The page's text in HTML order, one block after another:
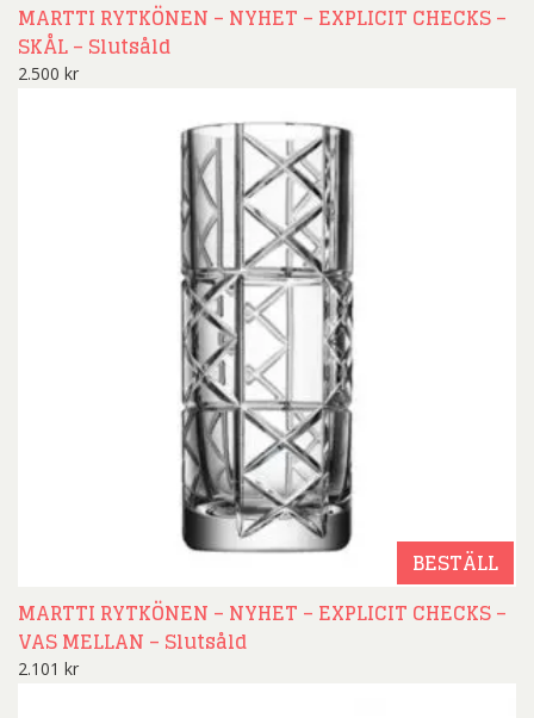
MARTTI RYTKÖNEN – NYHET – EXPLICIT CHECKS –
SKÅL – Slutsåld
2.500 kr
BESTÄLL
MARTTI RYTKÖNEN – NYHET – EXPLICIT CHECKS –
VAS MELLAN – Slutsåld
2.101 kr